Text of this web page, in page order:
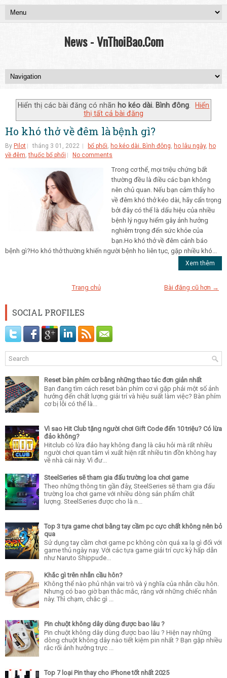
News - VnThoiBao.Com
Hiển thị các bài đăng có nhãn ho kéo dài. Bình đông.
Hiển
thị tất cả bài đăng
Ho khó thở về đêm là bệnh gì?
By Pilot tháng 3 01, 2022 bổ phổi ho kéo dài. Bình đông ho lâu ngày, ho
về đêm ,thuốc bổ phổi No comments
Trong cơ thể, mọi triệu chứng bất
thường đều là điều các bạn không
nên chủ quan. Nếu bạn cảm thấy ho
về đêm khó thở kéo dài, hãy cẩn trọng
bởi đây có thể là dấu hiệu của nhiều
bệnh lý nguy hiểm gây ảnh hưởng
nghiêm trọng đến sức khỏe của
bạn.Ho khó thở về đêm cảnh báo
bệnh gì?Ho khó thở thường khiến người bệnh ho liên tục, gặp nhiều khó...
Xem thêm
Bài đăng cũ hơn →
Trang chủ
SOCIAL PROFILES
Reset bàn phím cơ bằng những thao tác đơn giản nhất
Bạn đang tìm cách reset bàn phím cơ vì gặp phải một số ảnh
hưởng đến chất lượng giải trí và hiệu suất làm việc? Bàn phím
cơ bị lỗi có thể là...
Vì sao Hit Club tặng người chơi Gift Code đến 10 triệu? Có lừa
đảo không?
Hitclub có lừa đảo hay không đang là câu hỏi mà rất nhiều
người chơi quan tâm vì xuất hiện rất nhiều tin đồn không hay
về nhà cái này. Vì đư...
SteelSeries sẽ tham gia đấu trường loa chơi game
Theo những thông tin gần đây, SteelSeries sẽ tham gia đấu
trường loa chơi game với nhiều dòng sản phẩm chất
lượng. SteelSeries được cho là n...
Top 3 tựa game chơi bằng tay cầm pc cực chất không nên bỏ
qua
Sử dụng tay cầm chơi game pc không còn quá xa lạ gì đối với
game thủ ngày nay. Với các tựa game giải trí cực kỳ hấp dẫn
như Naruto Shippude...
Khắc gì trên nhẫn cầu hôn?
Không thể nào phủ nhận vai trò và ý nghĩa của nhẫn cầu hôn.
Nhưng có bao giờ bạn thắc mắc, rằng với những chiếc nhẫn
này. Thì chạm, chắc gì ...
Pin chuột không dây dùng được bao lâu ?
Pin chuột không dây dùng được bao lâu ? Hiện nay những
dòng chuột không dây nào tiết kiệm pin nhất ? Bạn gặp nhiều
rắc rối ảnh hưởng trực ...
Top 7 loại Pin thay cho iPhone tốt nhất 2025